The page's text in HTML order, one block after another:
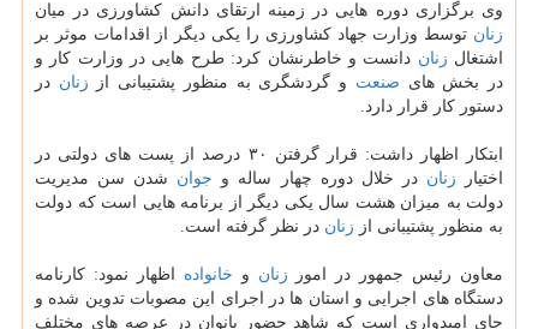
وی برگزاری دوره هایی در زمینه ارتقای دانش كشاورزی در میان
زنان توسط وزارت جهاد كشاورزی را یكی دیگر از اقدامات موثر بر
اشتغال زنان دانست و خاطرنشان كرد: طرح هایی در وزارت كار و
در بخش های صنعت و گردشگری به منظور پشتیبانی از زنان در
دستور كار قرار دارد.
ابتكار اظهار داشت: قرار گرفتن ۳۰ درصد از پست های دولتی در
اختیار زنان در خلال دوره چهار ساله و جوان شدن سن مدیریت
دولت به میزان هشت سال یكی دیگر از برنامه هایی است كه دولت
به منظور پشتیبانی از زنان در نظر گرفته است.
معاون رئیس جمهور در امور زنان و خانواده اظهار نمود: كارنامه
دستگاه های اجرایی و استان ها در اجرای این مصوبات تدوین شده و
جای امیدواری است كه شاهد حضور بانوان در عرصه های مختلف